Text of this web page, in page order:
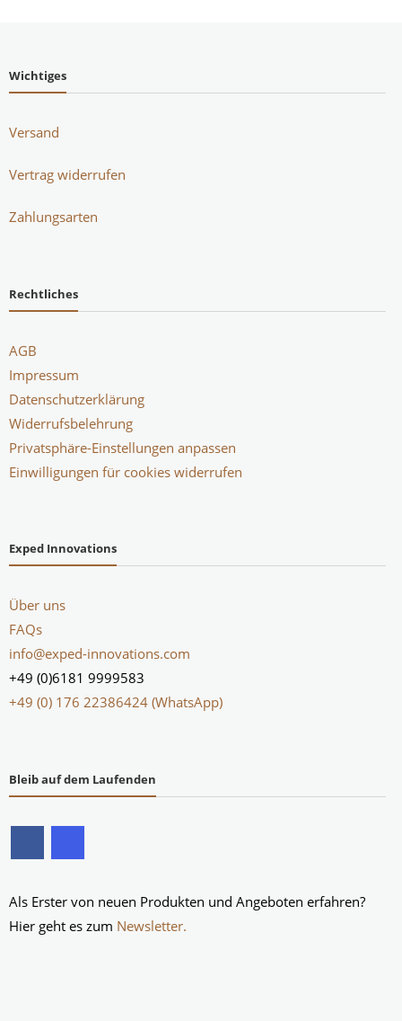
Wichtiges
Versand
Vertrag widerrufen
Zahlungsarten
Rechtliches
AGB
Impressum
Datenschutzerklärung
Widerrufsbelehrung
Privatsphäre-Einstellungen anpassen
Einwilligungen für cookies widerrufen
Exped Innovations
Über uns
FAQs
info@exped-innovations.com
+49 (0)6181 9999583
+49 (0) 176 22386424 (WhatsApp)
Bleib auf dem Laufenden
Als Erster von neuen Produkten und Angeboten erfahren?
Hier geht es zum Newsletter.